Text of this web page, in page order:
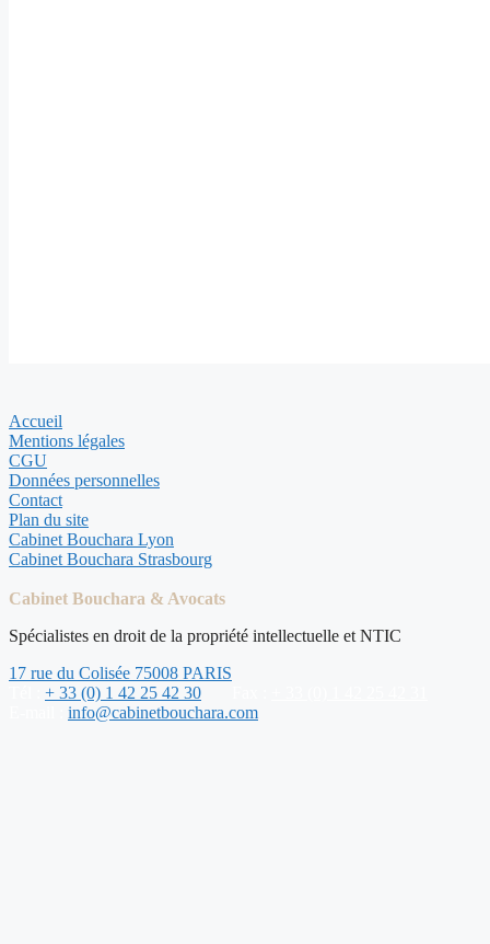
Accueil
Mentions légales
CGU
Données personnelles
Contact
Plan du site
Cabinet Bouchara Lyon
Cabinet Bouchara Strasbourg
Cabinet Bouchara & Avocats
Spécialistes en droit de la propriété intellectuelle et NTIC
17 rue du Colisée 75008 PARIS
+ 33 (0) 1 42 25 42 30
info@cabinetbouchara.com